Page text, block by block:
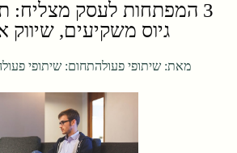
3 המפתחות לעסק מצליח:
גיוס משקיעים, שיווק
מאת: שיתופי פעולהתחום: שיתופי